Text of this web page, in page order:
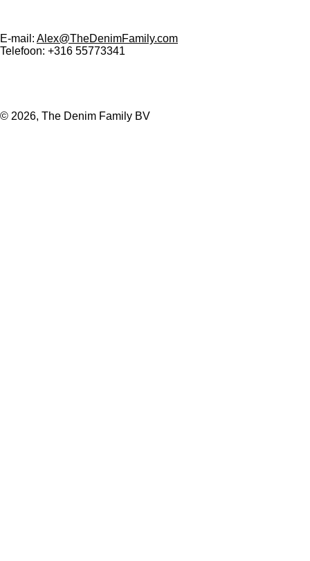
E-mail: Alex@TheDenimFamily.com
Telefoon: +316 55773341
n
a
© 2026, The Denim Family BV